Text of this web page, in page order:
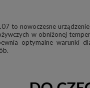
to nowoczesne
w obniżonej
optymalne warunki